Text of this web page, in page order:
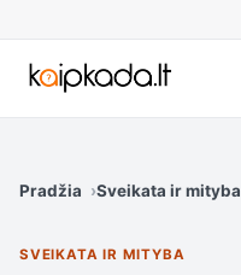
Pradžia Sveikata ir mityba
SVEIKATA IR MITYBA